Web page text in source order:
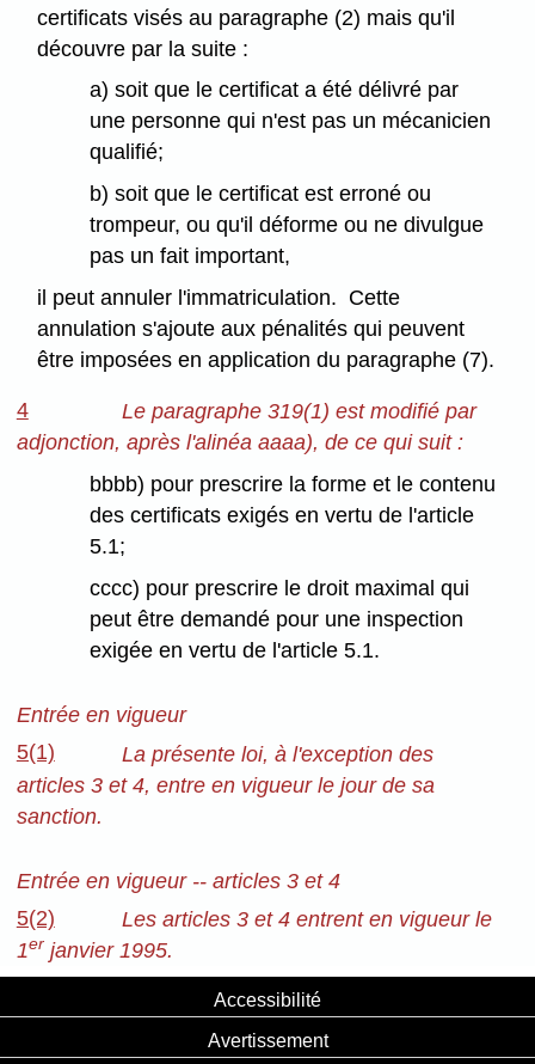
certificats visés au paragraphe (2) mais qu'il
découvre par la suite :
a) soit que le certificat a été délivré par
une personne qui n'est pas un mécanicien
qualifié;
b) soit que le certificat est erroné ou
trompeur, ou qu'il déforme ou ne divulgue
pas un fait important,
il peut annuler l'immatriculation. Cette
annulation s'ajoute aux pénalités qui peuvent
être imposées en application du paragraphe (7).
4
Le paragraphe 319(1) est modifié par
adjonction, après l'alinéa aaaa), de ce qui suit :
bbbb) pour prescrire la forme et le contenu
des certificats exigés en vertu de l'article
5.1;
cccc) pour prescrire le droit maximal qui
peut être demandé pour une inspection
exigée en vertu de l'article 5.1.
Entrée en vigueur
5(1)
La présente loi, à l'exception des
articles 3 et 4, entre en vigueur le jour de sa
sanction.
Entrée en vigueur -- articles 3 et 4
5(2)
Les articles 3 et 4 entrent en vigueur le
1er janvier 1995.
Accessibilité
Avertissement